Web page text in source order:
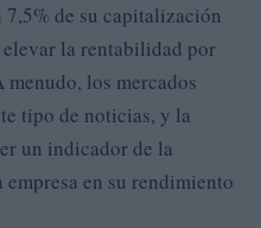
7,5% de su capitalización
la rentabilidad por
los mercados
tipo de noticias, y la
un indicador de la
en su rendimiento